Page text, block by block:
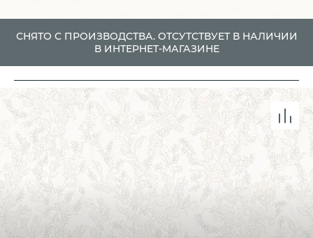
СНЯТО С ПРОИЗВОДСТВА. ОТСУТСТВУЕТ В НАЛИЧИИ
В ИНТЕРНЕТ-МАГАЗИНЕ